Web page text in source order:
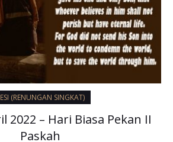
(RENUNGAN SINGKAT)
2022 – Hari Biasa Pekan II
Paskah